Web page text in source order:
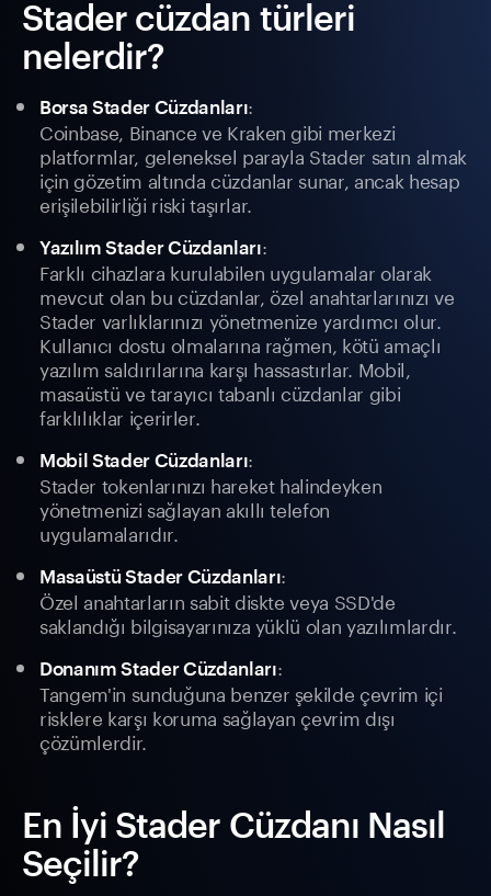
Stader cüzdan türleri
nelerdir?
Borsa Stader Cüzdanları:
Coinbase, Binance ve Kraken gibi merkezi
platformlar, geleneksel parayla Stader satın almak
için gözetim altında cüzdanlar sunar, ancak hesap
erişilebilirliği riski taşırlar.
Yazılım Stader Cüzdanları:
Farklı cihazlara kurulabilen uygulamalar olarak
mevcut olan bu cüzdanlar, özel anahtarlarınızı ve
Stader varlıklarınızı yönetmenize yardımcı olur.
Kullanıcı dostu olmalarına rağmen, kötü amaçlı
yazılım saldırılarına karşı hassastırlar. Mobil,
masaüstü ve tarayıcı tabanlı cüzdanlar gibi
farklılıklar içerirler.
Mobil Stader Cüzdanları:
Stader tokenlarınızı hareket halindeyken
yönetmenizi sağlayan akıllı telefon
uygulamalarıdır.
Masaüstü Stader Cüzdanları:
Özel anahtarların sabit diskte veya SSD'de
saklandığı bilgisayarınıza yüklü olan yazılımlardır.
Donanım Stader Cüzdanları:
Tangem'in sunduğuna benzer şekilde çevrim içi
risklere karşı koruma sağlayan çevrim dışı
çözümlerdir.
En İyi Stader Cüzdanı Nasıl
Seçilir?